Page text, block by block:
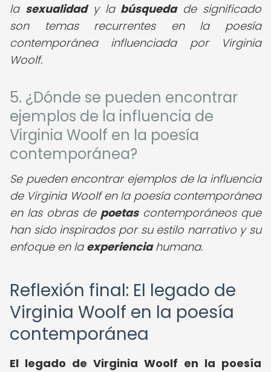
la sexualidady la búsquedade significado
son temas recurrentes en la poesía
contemporánea influenciada por Virginia
Woolf.
5. ¿Dónde se pueden encontrar
ejemplos de la influencia de
Virginia Woolf en la poesía
contemporánea?
Se pueden encontrar ejemplos de la influencia
de Virginia Woolf en la poesía contemporánea
en las obras de poetascontemporáneos que
han sido inspirados por su estilo narrativo y su
enfoque en la experienciahumana.
Reflexión final: El legado de
Virginia Woolf en la poesía
contemporánea
El legado de Virginia Woolf en la poesía